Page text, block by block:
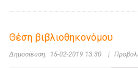
Θέση βιβλιοθηκονόμου
Δημοσίευση: 15-02-2019 13:30 |